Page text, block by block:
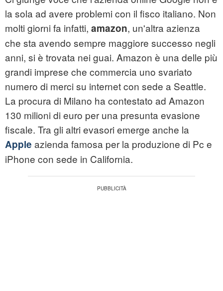
la sola ad avere problemi con il fisco italiano. Non
molti giorni fa infatti, amazon, un'altra azienza
che sta avendo sempre maggiore successo negli
anni, si è trovata nei guai. Amazon è una delle più
grandi imprese che commercia uno svariato
numero di merci su internet con sede a Seattle.
La procura di Milano ha contestato ad Amazon
130 milioni di euro per una presunta evasione
fiscale. Tra gli altri evasori emerge anche la
Apple azienda famosa per la produzione di Pc e
iPhone con sede in California.